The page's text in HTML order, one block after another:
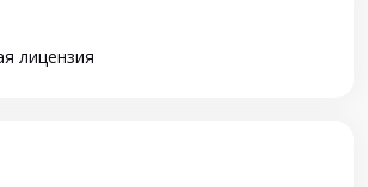
лицензия